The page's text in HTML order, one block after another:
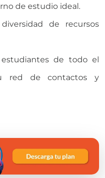
de estudio ideal.
de recursos
de todo el
red de contactos y